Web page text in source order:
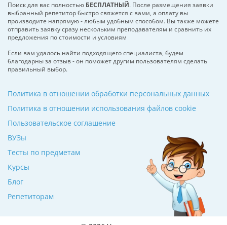
Поиск для вас полностью БЕСПЛАТНЫЙ. После размещения заявки
выбранный репетитор быстро свяжется с вами, а оплату вы
производите напрямую - любым удобным способом. Вы также можете
отправить заявку сразу нескольким преподавателям и сравнить их
предложения по стоимости и условиям
Если вам удалось найти подходящего специалиста, будем
благодарны за отзыв - он поможет другим пользователям сделать
правильный выбор.
ВУЗы
Тесты по предметам
Курсы
Блог
Репетиторам
Политика в отношении обработки персональных данных
Политика в отношении использования файлов cookie
Пользовательское соглашение